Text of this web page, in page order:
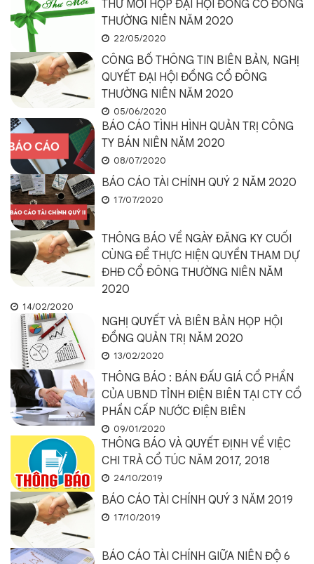
THƯ MỜI HỌP ĐẠI HỘI ĐỒNG CỔ ĐÔNG
THƯỜNG NIÊN NĂM 2020
22/05/2020
CÔNG BỐ THÔNG TIN BIÊN BẢN, NGHỊ
QUYẾT ĐẠI HỘI ĐỒNG CỔ ĐÔNG
THƯỜNG NIÊN NĂM 2020
05/06/2020
BÁO CÁO TÌNH HÌNH QUẢN TRỊ CÔNG
TY BÁN NIÊN NĂM 2020
08/07/2020
BÁO CÁO TÀI CHÍNH QUÝ 2 NĂM 2020
17/07/2020
THÔNG BÁO VỀ NGÀY ĐĂNG KY CUỐI
CÙNG ĐỂ THỰC HIỆN QUYỀN THAM DỰ
ĐHĐ CỔ ĐÔNG THƯỜNG NIÊN NĂM
2020
14/02/2020
NGHỊ QUYẾT VÀ BIÊN BẢN HỌP HỘI
ĐỒNG QUẢN TRỊ NĂM 2020
13/02/2020
THÔNG BÁO : BÁN ĐẤU GIÁ CỔ PHẦN
CỦA UBND TỈNH ĐIỆN BIÊN TẠI CTY CỔ
PHẦN CẤP NƯỚC ĐIỆN BIÊN
09/01/2020
THÔNG BÁO VÀ QUYẾT ĐỊNH VỀ VIỆC
CHI TRẢ CỔ TÚC NĂM 2017, 2018
24/10/2019
BÁO CÁO TÀI CHÍNH QUÝ 3 NĂM 2019
17/10/2019
BÁO CÁO TÀI CHÍNH GIỮA NIÊN ĐỘ 6